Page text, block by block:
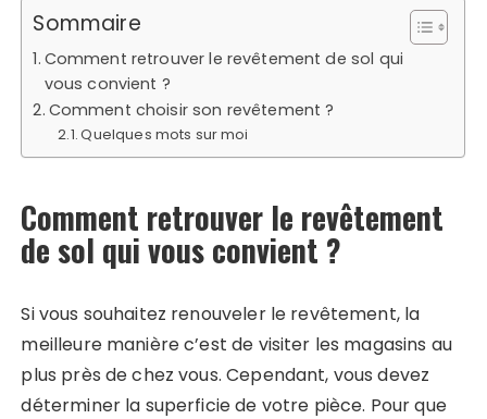
Sommaire
Comment retrouver le revêtement de sol qui
vous convient ?
Comment choisir son revêtement ?
Quelques mots sur moi
Comment retrouver le revêtement
de sol qui vous convient ?
Si vous souhaitez renouveler le revêtement, la
meilleure manière c’est de visiter les magasins au
plus près de chez vous. Cependant, vous devez
déterminer la superficie de votre pièce. Pour que